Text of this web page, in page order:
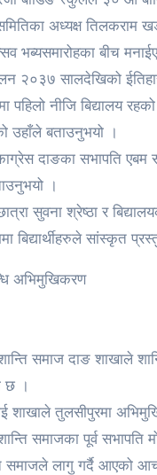
अध्यक्ष तिलकराम
भब्यसमारोहका बीच
२०३७ सालदेखिको
पहिलो नीजि बिद्यालय
उहाँले बताउनुभयो ।
दाङका सभापति एबम
।
सुवना श्रेष्ठा र
बिद्यार्थीहरुले सांस्कृत
अभिमुखिकरण
समाज दाङ शाखाले
छ ।
शाखाले तुलसीपुरमा
समाजका पूर्व सभापति
समाजले लागु गर्दै आएको